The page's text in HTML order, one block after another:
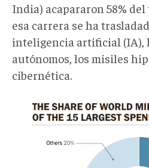
India) acapararon 58%
esa carrera se ha
inteligencia artificial (IA),
autónomos, los misiles
cibernética.
2026-
06-
16_00-
28.png